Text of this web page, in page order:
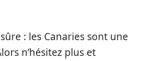
: les Canaries sont une
n’hésitez plus et